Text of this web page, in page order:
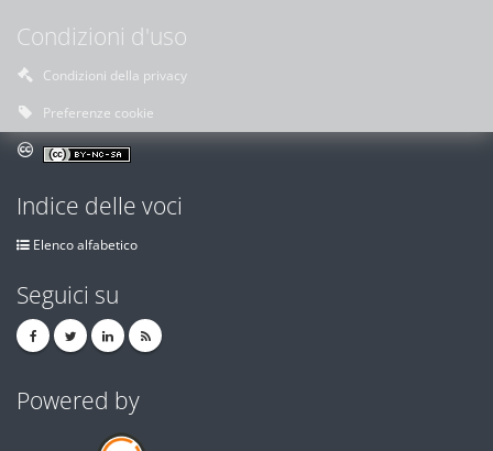
Condizioni d'uso
Condizioni della privacy
Preferenze cookie
Indice delle voci
Elenco alfabetico
Seguici su
Powered by